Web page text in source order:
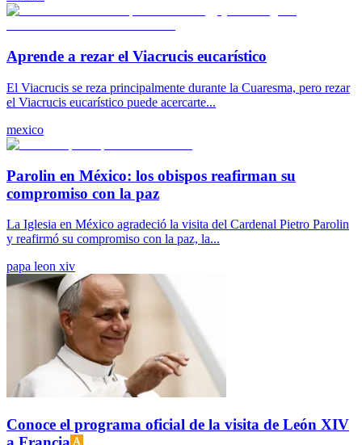
Aprende a rezar el Viacrucis eucarístico
El Viacrucis se reza principalmente durante la Cuaresma, pero rezar
el Viacrucis eucarístico puede acercarte...
mexico
Parolin en México: los obispos reafirman su
compromiso con la paz
La Iglesia en México agradeció la visita del Cardenal Pietro Parolin
y reafirmó su compromiso con la paz, la...
papa leon xiv
Conoce el programa oficial de la visita de León XIV